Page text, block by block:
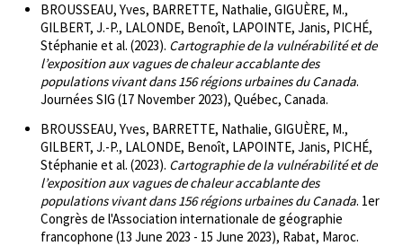
BROUSSEAU, Yves, BARRETTE, Nathalie, GIGUÈRE, M.,
GILBERT, J.-P., LALONDE, Benoît, LAPOINTE, Janis, PICHÉ,
Stéphanie et al. (2023). Cartographie de la vulnérabilité et de
l’exposition aux vagues de chaleur accablante des
populations vivant dans 156 régions urbaines du Canada.
Journées SIG (17 November 2023), Québec, Canada.
BROUSSEAU, Yves, BARRETTE, Nathalie, GIGUÈRE, M.,
GILBERT, J.-P., LALONDE, Benoît, LAPOINTE, Janis, PICHÉ,
Stéphanie et al. (2023). Cartographie de la vulnérabilité et de
l’exposition aux vagues de chaleur accablante des
populations vivant dans 156 régions urbaines du Canada. 1er
Congrès de l'Association internationale de géographie
francophone (13 June 2023 - 15 June 2023), Rabat, Maroc.